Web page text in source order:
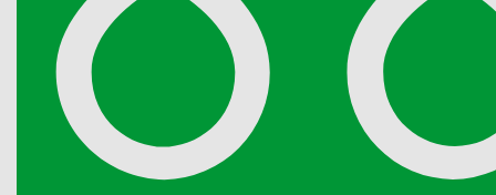
個人情報の提
などのご提供
(当社Ｗｅ
当社サイトで
（Cookie）
ームから
成果確認・広
(第三者配信
当社は、当社
第３条（修
取扱説明書、
弊社はお客様
れている場合
お客様はお買
ご持参ご掲示
以下の理由に
ターの指示す
るものとしま
とします。弊